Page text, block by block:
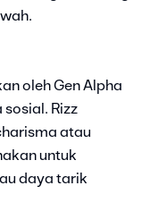
oleh Gen Alpha
Rizz
atau
untuk
daya tarik